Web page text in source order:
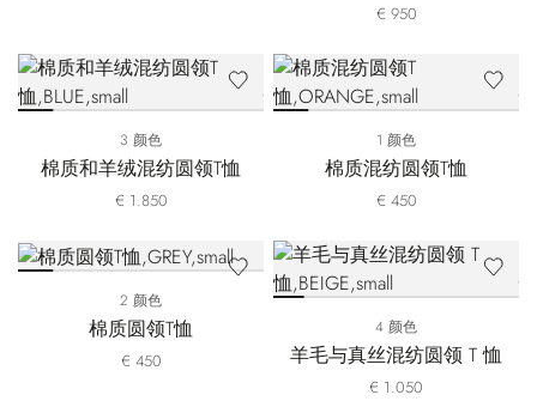
€ 950
3 颜色
棉质和羊绒混纺圆领T恤
€ 1.850
1 颜色
棉质混纺圆领T恤
€ 450
2 颜色
棉质圆领T恤
€ 450
4 颜色
羊毛与真丝混纺圆领 T 恤
€ 1.050